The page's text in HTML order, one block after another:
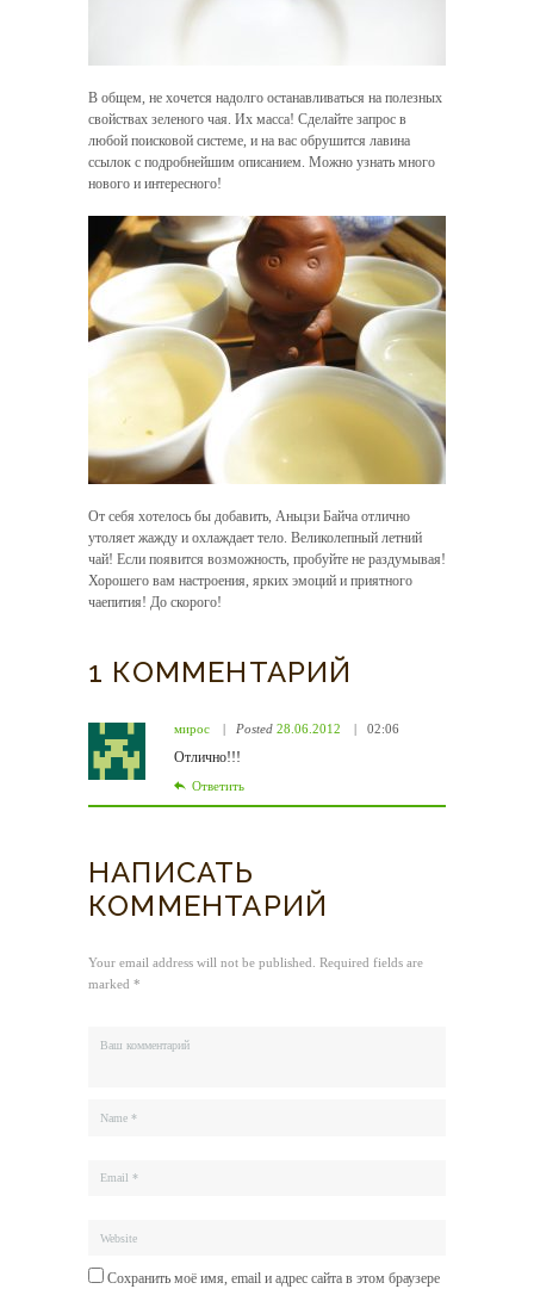
В общем, не хочется надолго останавливаться на полезных
свойствах зеленого чая. Их масса! Сделайте запрос в
любой поисковой системе, и на вас обрушится лавина
ссылок с подробнейшим описанием. Можно узнать много
нового и интересного!
От себя хотелось бы добавить, Аньцзи Байча отлично
утоляет жажду и охлаждает тело. Великолепный летний
чай! Если появится возможность, пробуйте не раздумывая!
Хорошего вам настроения, ярких эмоций и приятного
чаепития! До скорого!
1 КОММЕНТАРИЙ
мирос Posted 28.06.2012 02:06
Отлично!!!
Ответить
НАПИСАТЬ
КОММЕНТАРИЙ
Your email address will not be published. Required fields are
marked *
Сохранить моё имя, email и адрес сайта в этом браузере